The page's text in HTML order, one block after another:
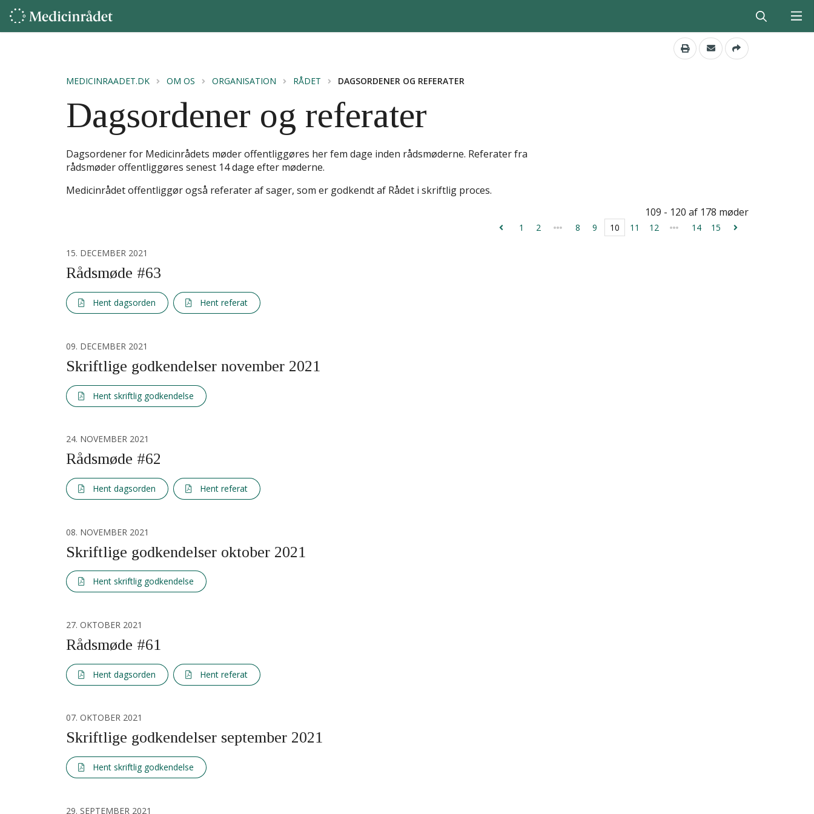
MEDICINRAADET.DK OM OS ORGANISATION RÅDET DAGSORDENER OG REFERATER
Dagsordener og referater
Dagsordener for Medicinrådets møder offentliggøres her fem dage inden rådsmøderne. Referater fra
rådsmøder offentliggøres senest 14 dage efter møderne.
Medicinrådet offentliggør også referater af sager, som er godkendt af Rådet i skriftlig proces.
109 - 120 af 178 møder
1 2 8 9 10 11 12 14 15
15. DECEMBER 2021
Rådsmøde #63
Hent dagsorden Hent referat
09. DECEMBER 2021
Skriftlige godkendelser november 2021
Hent skriftlig godkendelse
24. NOVEMBER 2021
Rådsmøde #62
Hent dagsorden Hent referat
08. NOVEMBER 2021
Skriftlige godkendelser oktober 2021
Hent skriftlig godkendelse
27. OKTOBER 2021
Rådsmøde #61
Hent dagsorden Hent referat
07. OKTOBER 2021
Skriftlige godkendelser september 2021
Hent skriftlig godkendelse
29. SEPTEMBER 2021